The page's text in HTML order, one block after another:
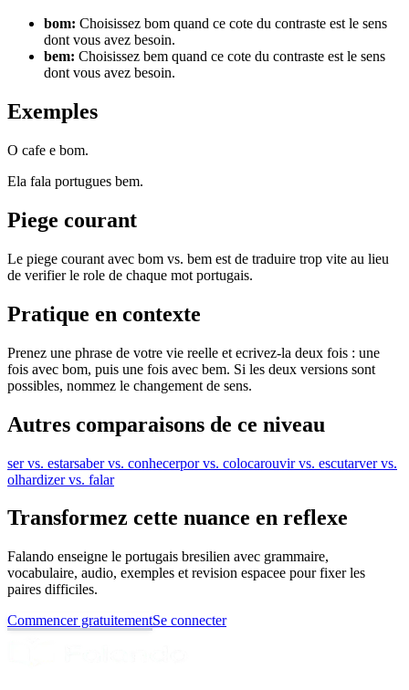
bom: Choisissez bom quand ce cote du contraste est le sens
dont vous avez besoin.
bem: Choisissez bem quand ce cote du contraste est le sens
dont vous avez besoin.
Exemples
O cafe e bom.
Ela fala portugues bem.
Piege courant
Le piege courant avec bom vs. bem est de traduire trop vite au lieu
de verifier le role de chaque mot portugais.
Pratique en contexte
Prenez une phrase de votre vie reelle et ecrivez-la deux fois : une
fois avec bom, puis une fois avec bem. Si les deux versions sont
possibles, nommez le changement de sens.
Autres comparaisons de ce niveau
ser vs. estarsaber vs. conhecerpor vs. colocarouvir vs. escutarver vs.
olhardizer vs. falar
Transformez cette nuance en reflexe
Falando enseigne le portugais bresilien avec grammaire,
vocabulaire, audio, exemples et revision espacee pour fixer les
paires difficiles.
Commencer gratuitementSe connecter